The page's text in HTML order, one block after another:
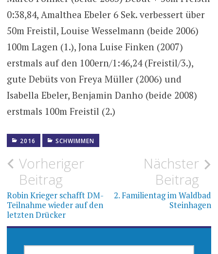
0:38,84, Amalthea Ebeler 6 Sek. verbessert über
50m Freistil, Louise Wesselmann (beide 2006)
100m Lagen (1.), Jona Luise Finken (2007)
erstmals auf den 100ern/1:46,24 (Freistil/3.),
gute Debüts von Freya Müller (2006) und
Isabella Ebeler, Benjamin Danho (beide 2008)
erstmals 100m Freistil (2.)
2016 SCHWIMMEN
Beitragsnavigation
Vorheriger
Beitrag
Robin Krieger schafft DM-
Teilnahme wieder auf den
letzten Drücker
Nächster
Beitrag
2. Familientag im Waldbad
Steinhagen